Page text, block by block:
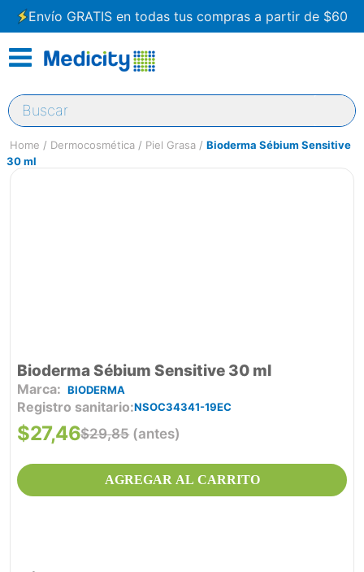
Envío GRATIS en todas tus compras a partir de $60
Buscar
Dermocosmética Piel Grasa
Bioderma Sébium Sensitive
30 ml
Bioderma Sébium Sensitive 30 ml
BIODERMA
Registro sanitario NSOC34341-19EC
$29,85 (antes)
$27,46
AGREGAR AL CARRITO